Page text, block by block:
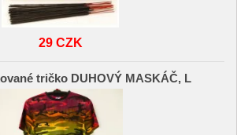
29 CZK
tričko DUHOVÝ MASKÁČ, L